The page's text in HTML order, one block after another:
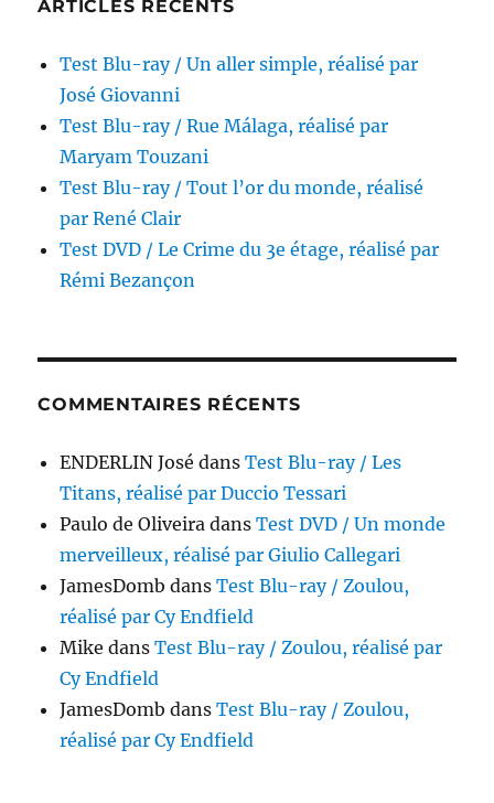
ARTICLES RÉCENTS
Test Blu-ray / Un aller simple, réalisé par
José Giovanni
Test Blu-ray / Rue Málaga, réalisé par
Maryam Touzani
Test Blu-ray / Tout l’or du monde, réalisé
par René Clair
Test DVD / Le Crime du 3e étage, réalisé par
Rémi Bezançon
COMMENTAIRES RÉCENTS
ENDERLIN José dansTest Blu-ray / Les
Titans, réalisé par Duccio Tessari
Paulo de Oliveira dansTest DVD / Un monde
merveilleux, réalisé par Giulio Callegari
JamesDomb dansTest Blu-ray / Zoulou,
réalisé par Cy Endfield
Mike dansTest Blu-ray / Zoulou, réalisé par
Cy Endfield
JamesDomb dansTest Blu-ray / Zoulou,
réalisé par Cy Endfield